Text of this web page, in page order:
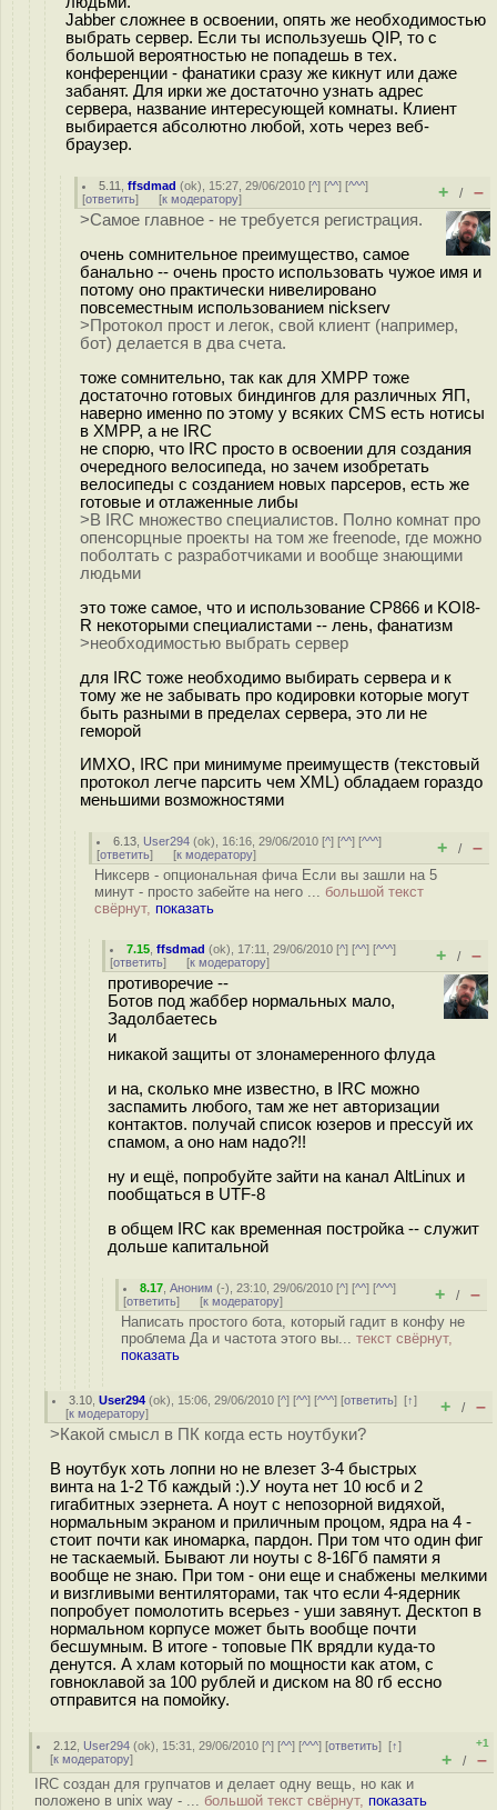
Jabber сложнее в освоении, опять же необходимостью
выбрать сервер. Если ты используешь QIP, то с
большой вероятностью не попадешь в тех.
конференции - фанатики сразу же кикнут или даже
забанят. Для ирки же достаточно узнать адрес
сервера, название интересующей комнаты. Клиент
выбирается абсолютно любой, хоть через веб-
браузер.
5.11 ,ffsdmad (ok), 15:27, 29/06/2010 [^] [^^] [^^^]
[ответить] [к модератору] + / –
>Самое главное - не требуется регистрация.
очень сомнительное преимущество, самое
банально -- очень просто использовать чужое имя и
потому оно практически нивелировано
повсеместным использованием nickserv
>Протокол прост и легок, свой клиент (например,
бот) делается в два счета.
тоже сомнительно, так как для XMPP тоже
достаточно готовых биндингов для различных ЯП,
наверно именно по этому у всяких CMS есть нотисы
в XMPP, а не IRC
не спорю, что IRC просто в освоении для создания
очередного велосипеда, но зачем изобретать
велосипеды с созданием новых парсеров, есть же
готовые и отлаженные либы
>В IRC множество специалистов. Полно комнат про
опенсорцные проекты на том же freenode, где можно
поболтать с разработчиками и вообще знающими
людьми
это тоже самое, что и использование CP866 и KOI8-
R некоторыми специалистами -- лень, фанатизм
>необходимостью выбрать сервер
для IRC тоже необходимо выбирать сервера и к
тому же не забывать про кодировки которые могут
быть разными в пределах сервера, это ли не
геморой
ИМХО, IRC при минимуме преимуществ (текстовый
протокол легче парсить чем XML) обладаем гораздо
меньшими возможностями
6.13 User294 (ok), 16:16, 29/06/2010 [^] [^^] [^^^]
[ответить] [к модератору] + / –
Никсерв - опциональная фича Если вы зашли на 5
минут - просто забейте на него ... большой текст
свёрнут, показать
7.15 ,ffsdmad (ok), 17:11, 29/06/2010 [^] [^^] [^^^]
[ответить] [к модератору] + / –
противоречие --
Ботов под жаббер нормальных мало,
Задолбаетесь
и
никакой защиты от злонамеренного флуда
и на, сколько мне известно, в IRC можно
заспамить любого, там же нет авторизации
контактов. получай список юзеров и прессуй их
спамом, а оно нам надо?!!
ну и ещё, попробуйте зайти на канал AltLinux и
пообщаться в UTF-8
в общем IRC как временная постройка -- служит
дольше капитальной
8.17 ,Аноним (-), 23:10, 29/06/2010 [^] [^^] [^^^]
[ответить] [к модератору] + / –
Написать простого бота, который гадит в конфу не
проблема Да и частота этого вы... текст свёрнут,
показать
3.10 ,User294 (ok), 15:06, 29/06/2010 [^] [^^] [^^^] [ответить][↑]
[к модератору] + / –
>Какой смысл в ПК когда есть ноутбуки?
В ноутбук хоть лопни но не влезет 3-4 быстрых
винта на 1-2 Тб каждый :).У ноута нет 10 юсб и 2
гигабитных эзернета. А ноут с непозорной видяхой,
нормальным экраном и приличным процом, ядра на 4 -
стоит почти как иномарка, пардон. При том что один фиг
не таскаемый. Бывают ли ноуты с 8-16Гб памяти я
вообще не знаю. При том - они еще и снабжены мелкими
и визгливыми вентиляторами, так что если 4-ядерник
попробует помолотить всерьез - уши завянут. Десктоп в
нормальном корпусе может быть вообще почти
бесшумным. В итоге - топовые ПК врядли куда-то
денутся. А хлам который по мощности как атом, с
говноклавой за 100 рублей и диском на 80 гб ессно
отправится на помойку.
2.12 User294 (ok), 15:31, 29/06/2010 [^] [^^] [^^^] [ответить][↑]
[к модератору]
+1
+ / –
IRC создан для групчатов и делает одну вещь, но как и
положено в unix way - ... большой текст свёрнут, показать